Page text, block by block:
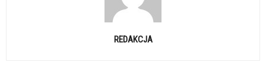
REDAKCJA